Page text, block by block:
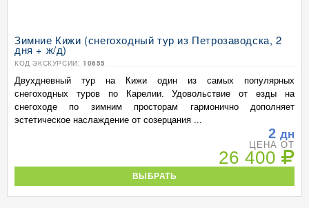
Зимние Кижи (снегоходный тур из Петрозаводска, 2
дня + ж/д)
КОД ЭКСКУРСИИ: 10655
Двухдневный тур на Кижи один из самых популярных
снегоходных туров по Карелии. Удовольствие от езды на
снегоходе по зимним просторам гармонично дополняет
эстетическое наслаждение от созерцания ...
2 дн
ЦЕНА ОТ
26 400
ВЫБРАТЬ